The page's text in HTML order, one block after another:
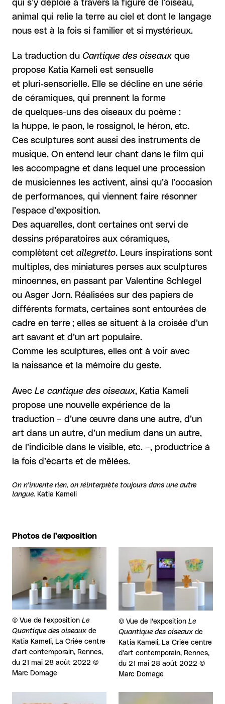
qui s’y déploie à travers la figure de l’oiseau,
animal qui relie la terre au ciel et dont le langage
nous est à la fois si familier et si mystérieux.
La traduction du Cantique des oiseauxque
propose Katia Kameli est sensuelle
et pluri‑sensorielle. Elle se décline en une série
de céramiques, qui prennent la forme
de quelques-uns des oiseaux du poème :
la huppe, le paon, le rossignol, le héron, etc.
Ces sculptures sont aussi des instruments de
musique. On entend leur chant dans le film qui
les accompagne et dans lequel une procession
de musiciennes les activent, ainsi qu’à l’occasion
de performances, qui viennent faire résonner
l’espace d’exposition.
Des aquarelles, dont certaines ont servi de
dessins préparatoires aux céramiques,
complètent cet allegretto. Leurs inspirations sont
multiples, des miniatures perses aux sculptures
minoennes, en passant par Valentine Schlegel
ou Asger Jorn. Réalisées sur des papiers de
différents formats, certaines sont entourées de
cadre en terre ; elles se situent à la croisée d’un
art savant et d’un art populaire.
Comme les sculptures, elles ont à voir avec
la naissance et la mémoire du geste.
Avec Le cantique des oiseaux, Katia Kameli
propose une nouvelle expérience de la
traduction – d’une œuvre dans une autre, d’un
art dans un autre, d’un medium dans un autre,
de l’indicible dans le visible, etc. –, productrice à
la fois d’écarts et de mêlées.
On n’invente rien, on réinterprète toujours dans une autre
langue. Katia Kameli
Photos de l’exposition
Agrandir
Droits réservés :
© Vue de l'exposition Le
Quantique des oiseaux de
Katia Kameli, La Criée centre
d'art contemporain, Rennes,
du 21 mai 28 août 2022 ©
Marc Domage
Droits réservés :
© Vue de l'exposition Le
Quantique des oiseaux de
Katia Kameli, La Criée centre
d'art contemporain, Rennes,
du 21 mai 28 août 2022 ©
Marc Domage
Agrandir